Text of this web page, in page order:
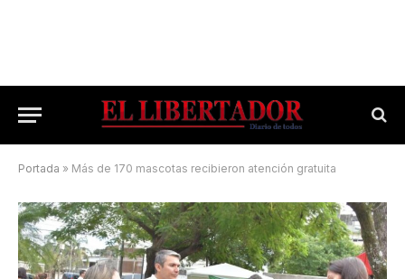
Portada » Más de 170 mascotas recibieron atención gratuita